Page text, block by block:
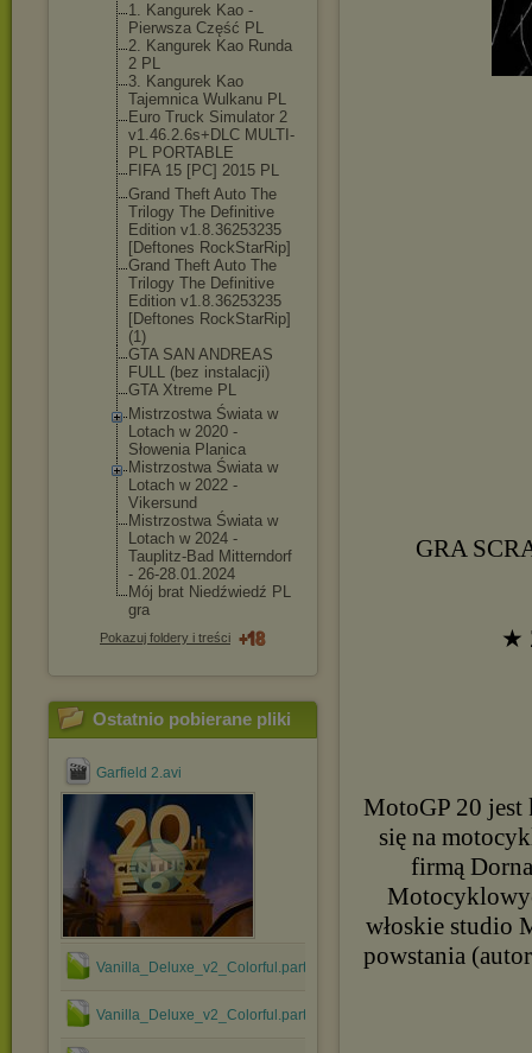
1. Kangurek Kao -
Pierwsza Część PL
2. Kangurek Kao Runda
2 PL
3. Kangurek Kao
Tajemnica Wulkanu PL
Euro Truck Simulator 2
v1.46.2.6s+DLC MULTI-
PL PORTABLE
FIFA 15 [PC] 2015 PL
Grand Theft Auto The
Trilogy The Definitive
Edition v1.8.36253235
[Deftones RockStarRip]
Grand Theft Auto The
Trilogy The Definitive
Edition v1.8.36253235
[Deftones RockStarRip]
(1)
GTA SAN ANDREAS
FULL (bez instalacji)
GTA Xtreme PL
Mistrzostwa Świata w
Lotach w 2020 -
Słowenia Planica
Mistrzostwa Świata w
Lotach w 2022 -
Vikersund
Mistrzostwa Świata w
Lotach w 2024 -
Tauplitz-Bad Mitterndorf
- 26-28.01.2024
Mój brat Niedźwiedź PL
gra
Pokazuj foldery i treści
Ostatnio pobierane pliki
Garfield 2.avi
Vanilla_Deluxe_v2_Colorful.part2.rar
Vanilla_Deluxe_v2_Colorful.part1.rar
GRA
★
MotoGP 20 jest
się na
firmą
włoskie studio
powstania